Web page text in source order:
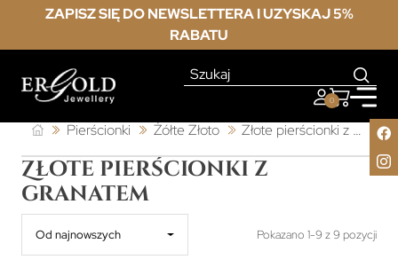
ZAPISZ SIĘ DO NEWSLETTERA I UZYSKAJ 5%
RABATU
0
Pierścionki Żółte Złoto Złote pierścionki z granatem
Złote pierścionki z
granatem
Od najnowszych Pokazano 1-9 z 9 pozycji